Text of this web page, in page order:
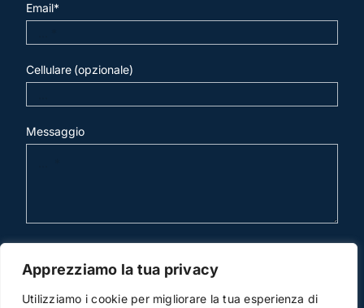
Apprezziamo la tua privacy
Utilizziamo i cookie per migliorare la tua esperienza di
Email*
Cellulare (opzionale)
Messaggio
invia mail